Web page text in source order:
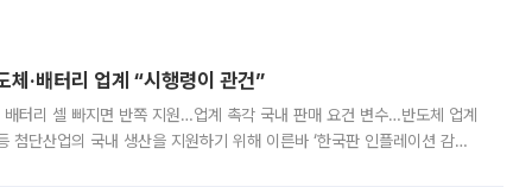
체·배터리 업계 “시행령이 관건”
터리 셀 빠지면 반쪽 지원…업계 촉각 국내 판매 요건 변수…반도체 업계
첨단산업의 국내 생산을 지원하기 위해 이른바 ‘한국판 인플레이션 감축